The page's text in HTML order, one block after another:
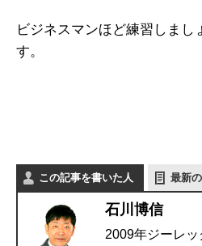
ビジネスマンほど練習しまし
す。
この記事を書いた人 最新
石川博信
2009年ジーレ